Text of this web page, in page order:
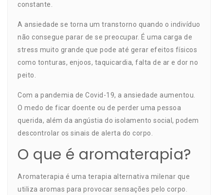
constante.
A ansiedade se torna um transtorno quando o indivíduo
não consegue parar de se preocupar. É uma carga de
stress muito grande que pode até gerar efeitos físicos
como tonturas, enjoos, taquicardia, falta de ar e dor no
peito.
Com a pandemia de Covid-19, a ansiedade aumentou.
O medo de ficar doente ou de perder uma pessoa
querida, além da angústia do isolamento social, podem
descontrolar os sinais de alerta do corpo.
O que é aromaterapia?
Aromaterapia é uma terapia alternativa milenar que
utiliza aromas para provocar sensações pelo corpo.